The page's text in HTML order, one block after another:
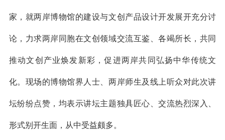
家，就两岸博物馆的建设与文创产品设计开发展开充分讨
论，力求两岸同胞在文创领域交流互鉴、各竭所长，共同
推动文创产业焕发新彩，促进两岸共同弘扬中华传统文
化。现场的博物馆界人士、两岸师生及线上听众对此次讲
坛纷纷点赞，均表示讲坛主题独具匠心、交流热烈深入、
形式别开生面，从中受益颇多。